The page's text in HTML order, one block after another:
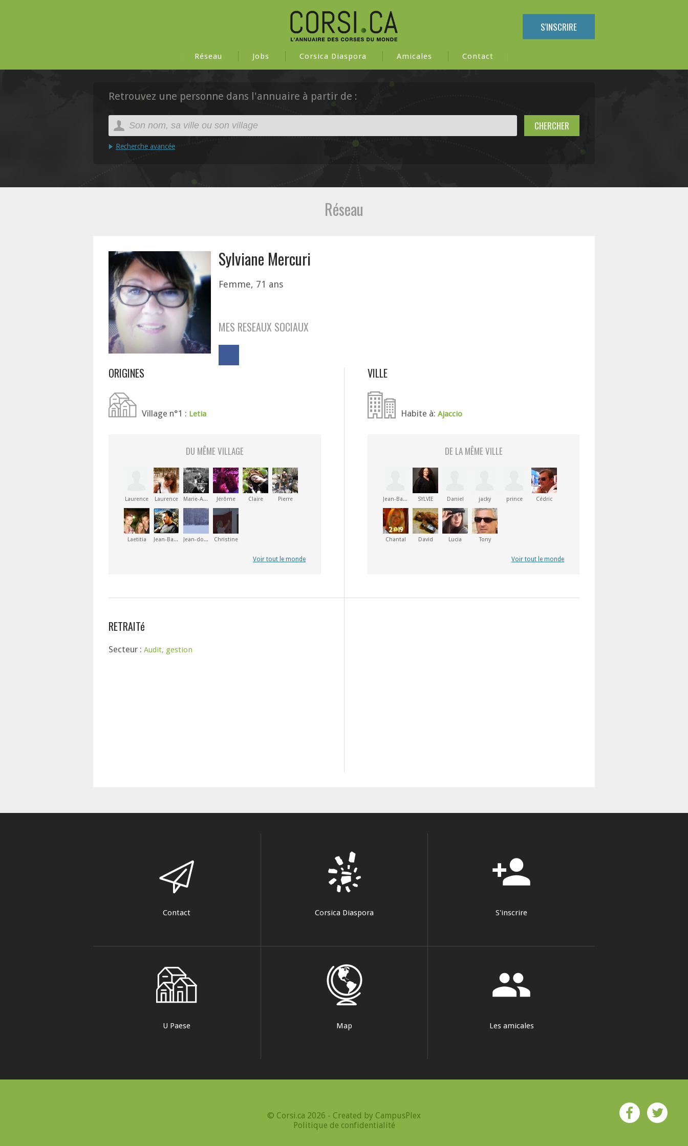
Réseau Jobs Corsica Diaspora Amicales Contact
S'INSCRIRE
Retrouvez une personne dans l'annuaire à partir de :
Recherche avancée
Réseau
Sylviane Mercuri
Femme, 71 ans
MES RESEAUX SOCIAUX
ORIGINES
Village n°1 : Letia
DU MÊME VILLAGE
Laurence Laurence Marie-Astrid Jérôme Claire Pierre
Laetitia Jean-Baptiste Jean-dominique Christine
Voir tout le monde
VILLE
Habite à: Ajaccio
DE LA MÊME VILLE
Jean-Baptiste SYLVIE Daniel jacky prince Cédric
Chantal David Lucia Tony
Voir tout le monde
RETRAITé
Secteur : Audit, gestion
Contact Corsica Diaspora
person_add
S'inscrire
U Paese Map
group
Les amicales
© Corsi.ca 2026 - Created by CampusPlex
Politique de confidentialité